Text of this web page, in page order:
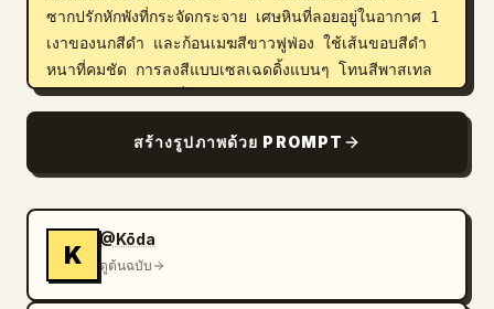
ซากปรักหักพังที่กระจัดกระจาย เศษหินที่ลอยอยู่ในอากาศ 1
เงาของนกสีดำ และก้อนเมฆสีขาวฟูฟ่อง ใช้เส้นขอบสีดำ
หนาที่คมชัด การลงสีแบบเซลเฉดดิ้งแบนๆ โทนสีพาสเทล
รองเท้าและอุปกรณ์ที่มีขนาดใหญ่เกินจริง ให้ความรู้สึกถึง
แนวตั้ง มุมมองจากมุมต่ำ ไม่เน้นความสมจริงแบบภาพถ่าย
ไม่มีข้อความ และไม่มีลายน้ำ ปรับแต่งรายละเอียดหลักด้วย
ผมบลอนด์สีซีดรุงรัง
หมวกกันน็อกรูปสัตว์คล้ายกะโหลกสีขาวที่มีช่องดวงตาสี
, ปืนไรเฟิลสีดำล้ำสมัย , และ
สร้างรูปภาพด้วย PROMPT
K
@Kōda
ดูต้นฉบับ